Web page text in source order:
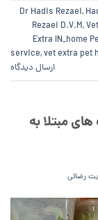
Dr Hadis Rezaei,
Rezaei D.V.M,
Extra IN_home
service,vet extra pet
ارسال دیدگاه
مبتلا به
رضائی